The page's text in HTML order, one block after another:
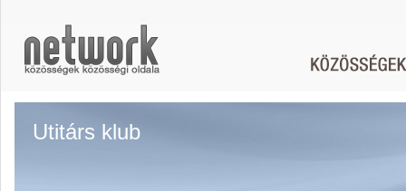
Utitárs klub